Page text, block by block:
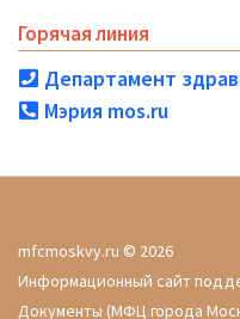
Горячая линия
Департамент
Мэрия mos.ru
mfcmoskvy.ru © 2026
Информационный сайт
Документы (МФЦ города